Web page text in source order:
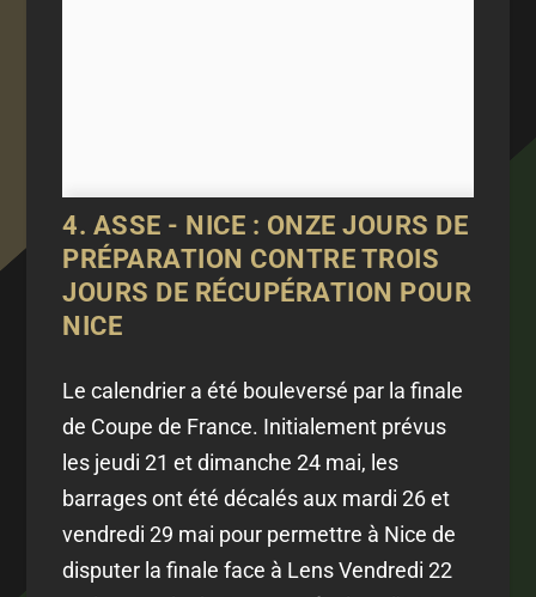
4. ASSE - NICE : ONZE JOURS DE
PRÉPARATION CONTRE TROIS
JOURS DE RÉCUPÉRATION POUR
NICE
Le calendrier a été bouleversé par la finale
de Coupe de France. Initialement prévus
les jeudi 21 et dimanche 24 mai, les
barrages ont été décalés aux mardi 26 et
vendredi 29 mai pour permettre à Nice de
disputer la finale face à Lens Vendredi 22